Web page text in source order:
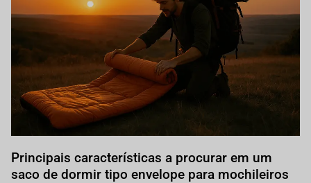
Principais características a procurar em um
saco de dormir tipo envelope para mochileiros